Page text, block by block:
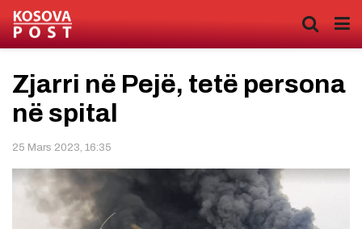
Zjarri në Pejë, tetë persona
në spital
25 Mars 2023, 16:35